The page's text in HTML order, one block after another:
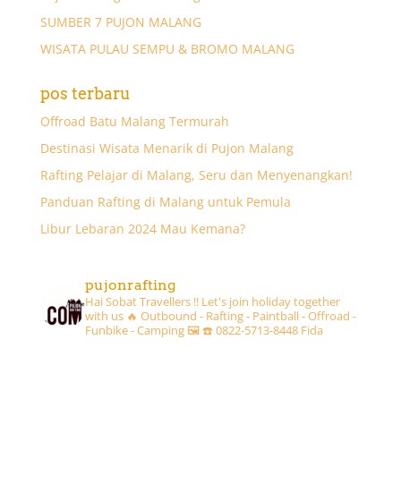
SUMBER 7 PUJON MALANG
WISATA PULAU SEMPU & BROMO MALANG
pos terbaru
Offroad Batu Malang Termurah
Destinasi Wisata Menarik di Pujon Malang
Rafting Pelajar di Malang, Seru dan Menyenangkan!
Panduan Rafting di Malang untuk Pemula
Libur Lebaran 2024 Mau Kemana?
pujonrafting
Hai Sobat Travellers !! Let's join holiday together
with us 🔥 Outbound - Rafting - Paintball - Offroad -
Funbike - Camping 🖼☎️ 0822-5713-8448 Fida